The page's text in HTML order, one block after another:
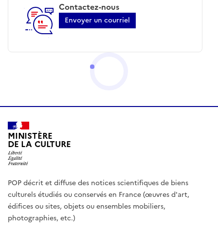
Contactez-nous
Envoyer un courriel
MINISTÈRE
DE LA CULTURE
POP décrit et diffuse des notices scientifiques de biens
culturels étudiés ou conservés en France (œuvres d'art,
édifices ou sites, objets ou ensembles mobiliers,
photographies, etc.)